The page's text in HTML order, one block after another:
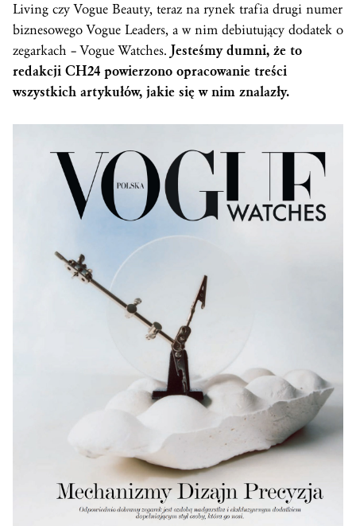
Living czy Vogue Beauty, teraz na rynek trafia drugi numer
biznesowego Vogue Leaders, a w nim debiutujący dodatek o
zegarkach – Vogue Watches. Jesteśmy dumni, że to
redakcji CH24 powierzono opracowanie treści
wszystkich artykułów, jakie się w nim znalazły.